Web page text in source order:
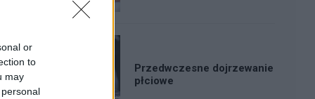
or
to
may
Przedwczesne dojrzewanie
płciowe